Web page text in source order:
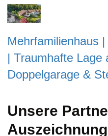
Mehrfamilienhaus
| Traumhafte Lage
Doppelgarage &
Unsere